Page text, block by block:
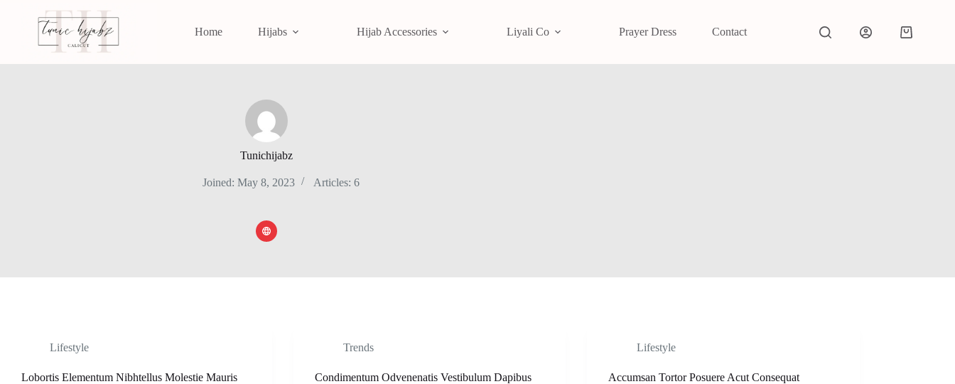
Home Hijabs Hijab Accessories Liyali Co Prayer Dress Contact
Tunichijabz
Joined: May 8, 2023 Articles: 6
Lifestyle
Lobortis Elementum Nibhtellus Molestie Mauris
Trends
Condimentum Odvenenatis Vestibulum Dapibus
Lifestyle
Accumsan Tortor Posuere Acut Consequat